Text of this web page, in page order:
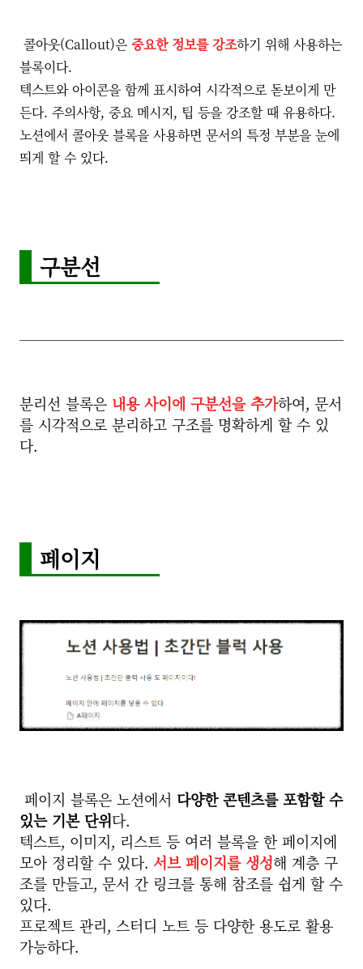
콜아웃(Callout)은 중요한 정보를 강조하기 위해 사용하는
블록이다.
텍스트와 아이콘을 함께 표시하여 시각적으로 돋보이게 만
든다. 주의사항, 중요 메시지, 팁 등을 강조할 때 유용하다.
노션에서 콜아웃 블록을 사용하면 문서의 특정 부분을 눈에
띄게 할 수 있다.
구분선
분리선 블록은 내용 사이에 구분선을 추가하여, 문서
를 시각적으로 분리하고 구조를 명확하게 할 수 있
다.
페이지
페이지 블록은 노션에서 다양한 콘텐츠를 포함할 수
있는 기본 단위다.
텍스트, 이미지, 리스트 등 여러 블록을 한 페이지에
모아 정리할 수 있다. 서브 페이지를 생성해 계층 구
조를 만들고, 문서 간 링크를 통해 참조를 쉽게 할 수
있다.
프로젝트 관리, 스터디 노트 등 다양한 용도로 활용
가능하다.